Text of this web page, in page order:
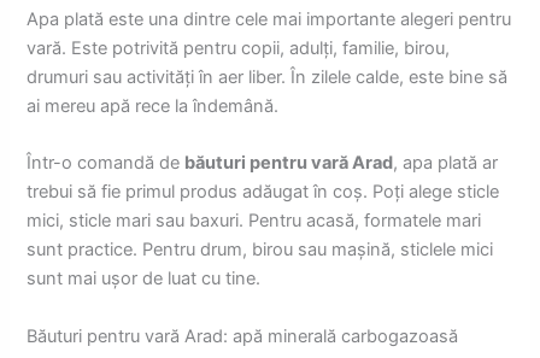
Apa plată este una dintre cele mai importante alegeri pentru
vară. Este potrivită pentru copii, adulți, familie, birou,
drumuri sau activități în aer liber. În zilele calde, este bine să
ai mereu apă rece la îndemână.
Într-o comandă de băuturi pentru vară Arad, apa plată ar
trebui să fie primul produs adăugat în coș. Poți alege sticle
mici, sticle mari sau baxuri. Pentru acasă, formatele mari
sunt practice. Pentru drum, birou sau mașină, sticlele mici
sunt mai ușor de luat cu tine.
Băuturi pentru vară Arad: apă minerală carbogazoasă